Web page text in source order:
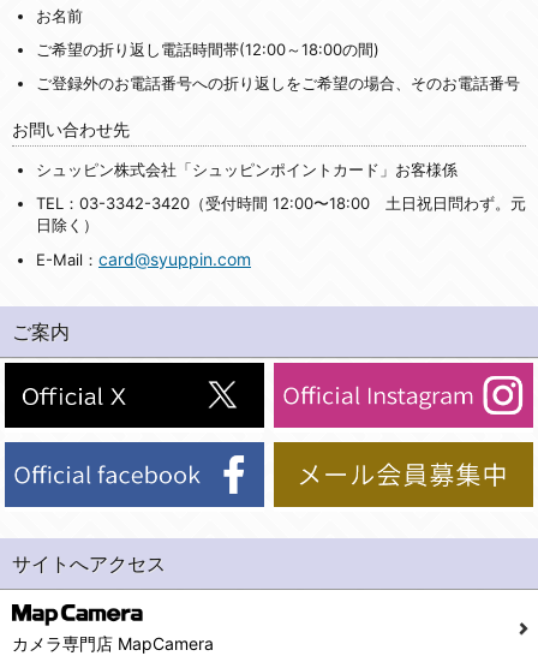
お名前
ご希望の折り返し電話時間帯(12:00～18:00の間)
ご登録外のお電話番号への折り返しをご希望の場合、そのお電話番号
お問い合わせ先
シュッピン株式会社「シュッピンポイントカード」お客様係
TEL：03-3342-3420（受付時間 12:00〜18:00 土日祝日問わず。元
日除く）
E-Mail： card@syuppin.com
ご案内
サイトへアクセス
カメラ専門店 MapCamera